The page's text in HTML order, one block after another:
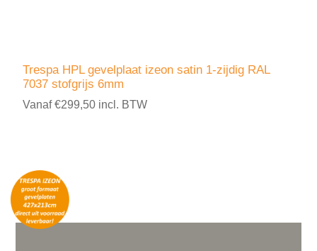
Trespa HPL gevelplaat izeon satin 1-zijdig RAL
7037 stofgrijs 6mm
Vanaf €299,50 incl. BTW